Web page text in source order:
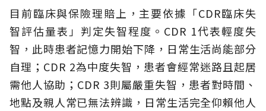
目前臨床與保險理賠上，主要依據「CDR臨床失
智評估量表」判定失智程度。CDR 1代表輕度失
智，此時患者記憶力開始下降，日常生活尚能部分
自理；CDR 2為中度失智，患者會經常迷路且起居
需他人協助；CDR 3則屬嚴重失智，患者對時間、
地點及親人常已無法辨識，日常生活完全仰賴他人